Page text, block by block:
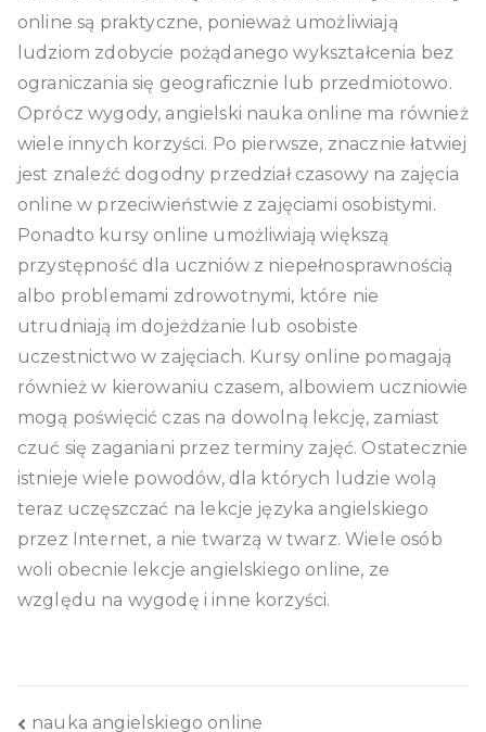
online są praktyczne, ponieważ umożliwiają
ludziom zdobycie pożądanego wykształcenia bez
ograniczania się geograficznie lub przedmiotowo.
Oprócz wygody, angielski nauka online ma również
wiele innych korzyści. Po pierwsze, znacznie łatwiej
jest znaleźć dogodny przedział czasowy na zajęcia
online w przeciwieństwie z zajęciami osobistymi.
Ponadto kursy online umożliwiają większą
przystępność dla uczniów z niepełnosprawnością
albo problemami zdrowotnymi, które nie
utrudniają im dojeżdżanie lub osobiste
uczestnictwo w zajęciach. Kursy online pomagają
również w kierowaniu czasem, albowiem uczniowie
mogą poświęcić czas na dowolną lekcję, zamiast
czuć się zaganiani przez terminy zajęć. Ostatecznie
istnieje wiele powodów, dla których ludzie wolą
teraz uczęszczać na lekcje języka angielskiego
przez Internet, a nie twarzą w twarz. Wiele osób
woli obecnie lekcje angielskiego online, ze
względu na wygodę i inne korzyści.
nauka angielskiego online